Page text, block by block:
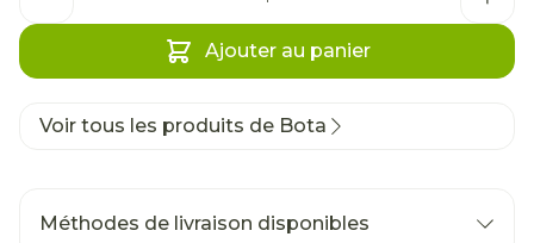
Ajouter au panier
Voir tous les produits de Bota
Méthodes de livraison disponibles